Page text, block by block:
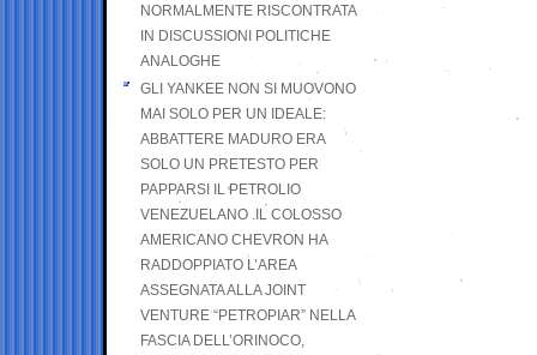
NORMALMENTE RISCONTRATA
IN DISCUSSIONI POLITICHE
ANALOGHE
GLI YANKEE NON SI MUOVONO
MAI SOLO PER UN IDEALE:
ABBATTERE MADURO ERA
SOLO UN PRETESTO PER
PAPPARSI IL PETROLIO
VENEZUELANO .IL COLOSSO
AMERICANO CHEVRON HA
RADDOPPIATO L’AREA
ASSEGNATA ALLA JOINT
VENTURE “PETROPIAR” NELLA
FASCIA DELL’ORINOCO,